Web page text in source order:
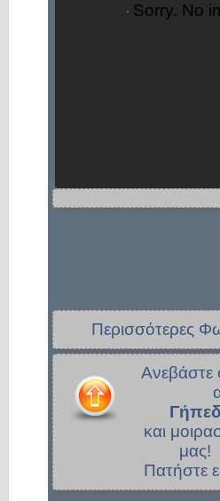
Sorry. No
Περισσότερες
Ανεβάστε
και
μας!
Πατήστε